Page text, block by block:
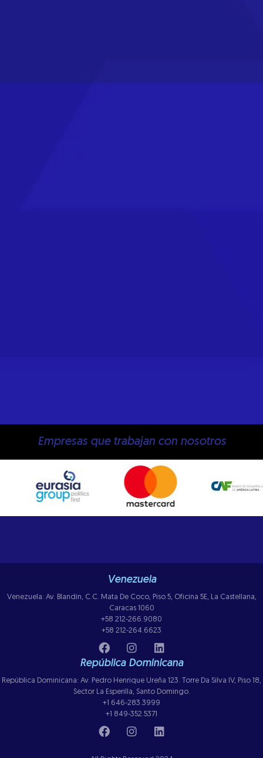
Empresas que trabajan con nosotros
Venezuela
Venezuela: Av. Blandin, C.C. Mata De Coco, Piso 5, Oficina 5E, La Castellana,
Caracas 1060
+58 212-266.9080
+58 212-264.6623
República Dominicana
República Dominicana: Av. Pedro Henrique Ureña 123. Torre Da Silva IV, Piso 18,
Sector La Esperilla, Santo Domingo.
+1 646-283.3999
+1 849-352.5371